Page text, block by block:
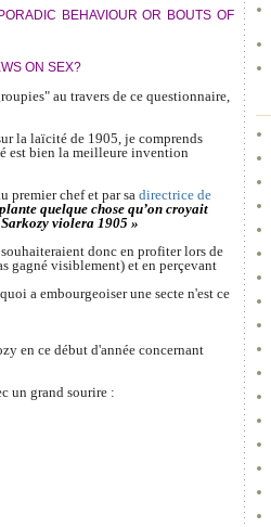
BEHAVIOUR OR BOUTS OF
ON SEX?
au travers de ce questionnaire,
la laïcité de 1905, je comprends
est bien la meilleure invention
premier chef et par sa directrice de
quelque chose qu’on croyait
violera 1905 »
donc en profiter lors de
gagné visiblement) et en perçevant
a embourgeoiser une secte n'est ce
en ce début d'année concernant
un grand sourire :